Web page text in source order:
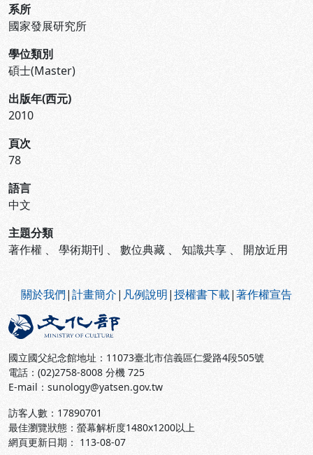
系所
國家發展研究所
學位類別
碩士(Master)
出版年(西元)
2010
頁次
78
語言
中文
主題分類
著作權 、 學術期刊 、 數位典藏 、 知識共享 、 開放近用
關於我們|計畫簡介| 凡例說明|授權書下載|著作權宣告
國立國父紀念館地址：11073臺北市信義區仁愛路4段505號
電話：(02)2758-8008 分機 725
E-mail：sunology@yatsen.gov.tw
訪客人數： 17890701
最佳瀏覽狀態：螢幕解析度1480x1200以上
網頁更新日期： 113-08-07